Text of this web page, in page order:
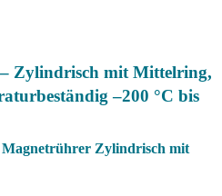
Zylindrisch mit Mittelring,
–200 °C bis
Zylindrisch mit